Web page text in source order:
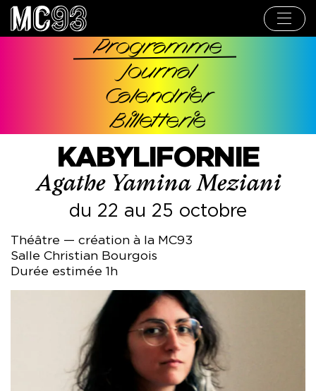
Aller
contenu
Navigation
Programme
Journal
Calendrier
Billetterie
Théâtre — création à la MC93
KABYLIFORNIE
Agathe Yamina Meziani
du 22 au 25 octobre
Salle Christian Bourgois
Durée estimée 1h